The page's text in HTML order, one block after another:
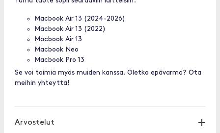
Macbook Air 13 (2024-2026)
Macbook Air 13 (2022)
Macbook Air 13
Macbook Neo
Macbook Pro 13
Se voi toimia myös muiden kanssa. Oletko epävarma? Ota
meihin yhteyttä!
Arvostelut